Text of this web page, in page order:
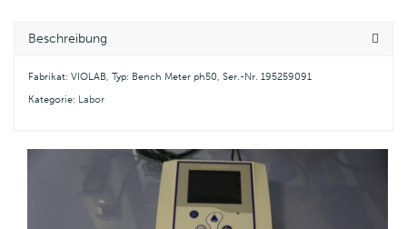
Beschreibung
Fabrikat: VIOLAB, Typ: Bench Meter ph50, Ser.-Nr. 195259091
Kategorie: Labor